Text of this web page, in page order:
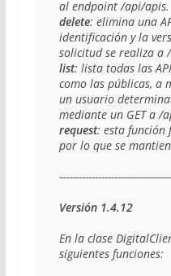
delete: elimina una
identificación y la
list: lista todas las
como las públicas, a
un usuario
request: esta función
por lo que se
Versión 1.4.12
En la clase
siguientes funciones: